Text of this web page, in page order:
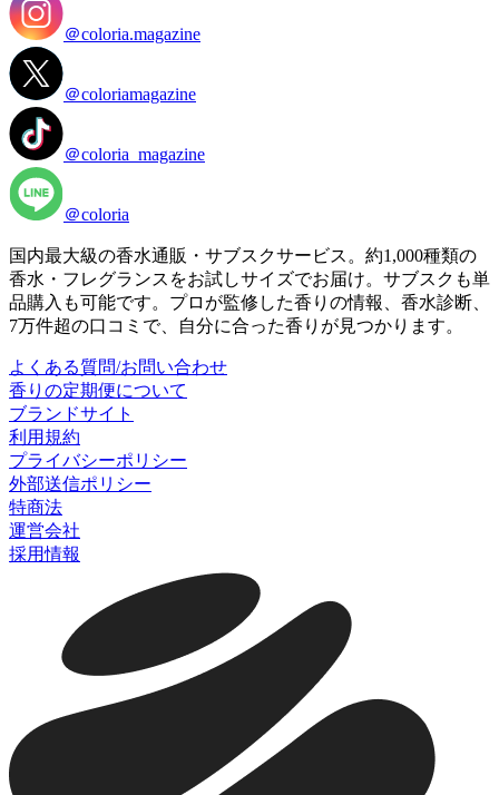
＠coloria.magazine
＠coloriamagazine
＠coloria_magazine
＠coloria
国内最大級の香水通販・サブスクサービス。約1,000種類の
香水・フレグランスをお試しサイズでお届け。サブスクも単
品購入も可能です。プロが監修した香りの情報、香水診断、
7万件超の口コミで、自分に合った香りが見つかります。
よくある質問/お問い合わせ
香りの定期便について
ブランドサイト
利用規約
プライバシーポリシー
外部送信ポリシー
特商法
運営会社
採用情報